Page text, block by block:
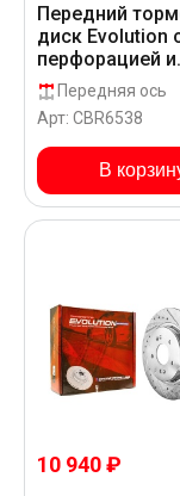
Передний
диск Evolution
перфорацией и
насечками в
GEOMET для
PALISADE PS819
Передняя ось
Арт: CBR6538
В
10 940 ₽